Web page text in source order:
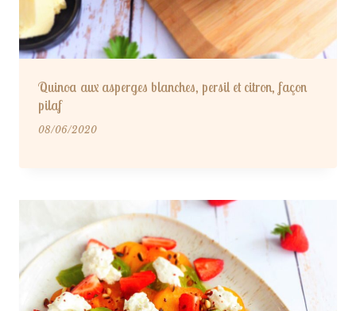
Quinoa aux asperges blanches, persil et citron, façon
pilaf
08/06/2020